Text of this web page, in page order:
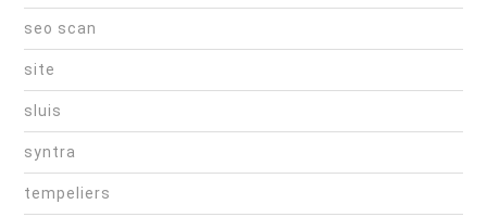
seo scan
site
sluis
syntra
tempeliers